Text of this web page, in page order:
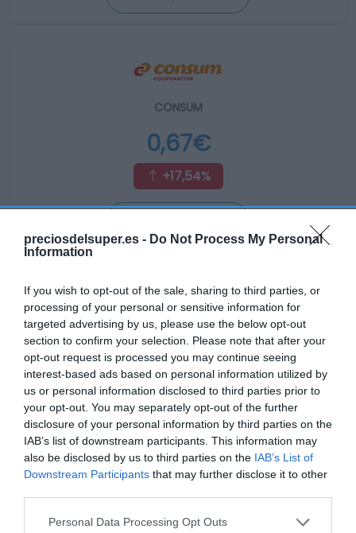
preciosdelsuper.es - Do Not Process My Personal
Information
If you wish to opt-out of the sale, sharing to third parties, or
processing of your personal or sensitive information for
targeted advertising by us, please use the below opt-out
section to confirm your selection. Please note that after your
opt-out request is processed you may continue seeing
interest-based ads based on personal information utilized by
us or personal information disclosed to third parties prior to
your opt-out. You may separately opt-out of the further
disclosure of your personal information by third parties on the
IAB’s list of downstream participants. This information may
also be disclosed by us to third parties on the IAB’s List of
Downstream Participants that may further disclose it to other
Please note that this website/app uses one or more Google
Personal Data Processing Opt Outs
CONSUM
0,67€
+17,54%
CARREFOUR
0,69€
+7,81%
Comprar